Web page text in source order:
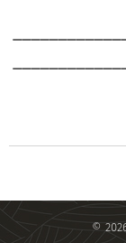
©